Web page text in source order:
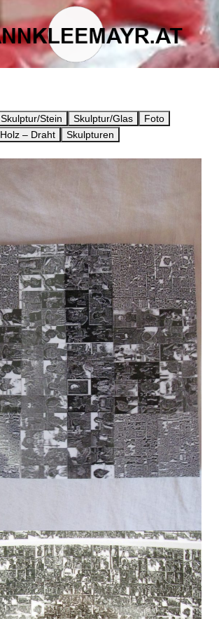
START
ÜBER MICH
LITERATUR
KUNST
TERMINE
Skulptur/Stein Skulptur/Glas
Foto
Holz – Draht
Skulpturen